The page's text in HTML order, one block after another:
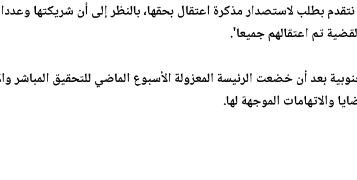
بطلب لاستصدار مذكرة اعتقال بحقها، بالنظر إلى أن شريكتها
تم اعتقالهم جميعا'.
بعد أن خضعت الرئيسة المعزولة الأسبوع الماضي للتحقيق المباشر
والاتهامات الموجهة لها.